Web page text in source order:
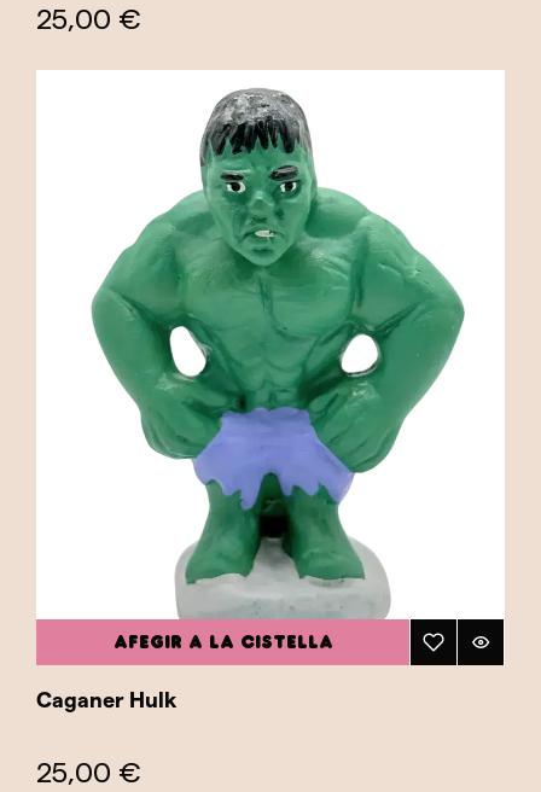
25,00 €
AFEGIR A LA CISTELLA
Caganer Hulk
25,00 €